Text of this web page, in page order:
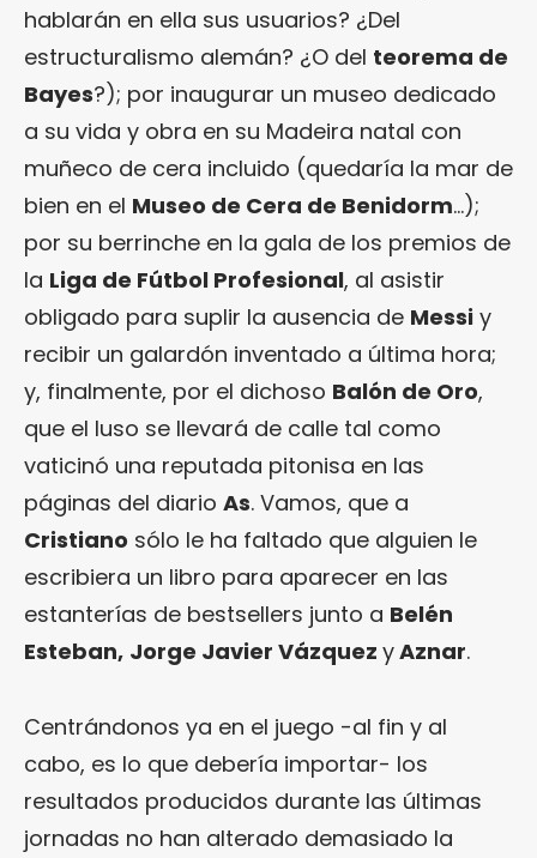
hablarán en ella sus usuarios? ¿Del
estructuralismo alemán? ¿O del teorema de
Bayes?); por inaugurar un museo dedicado
a su vida y obra en su Madeira natal con
muñeco de cera incluido (quedaría la mar de
bien en el Museo de Cera de Benidorm…);
por su berrinche en la gala de los premios de
la Liga de Fútbol Profesional, al asistir
obligado para suplir la ausencia de Messi y
recibir un galardón inventado a última hora;
y, finalmente, por el dichoso Balón de Oro,
que el luso se llevará de calle tal como
vaticinó una reputada pitonisa en las
páginas del diario As. Vamos, que a
Cristiano sólo le ha faltado que alguien le
escribiera un libro para aparecer en las
estanterías de bestsellers junto a Belén
Esteban, Jorge Javier Vázquez yAznar.
Centrándonos ya en el juego -al fin y al
cabo, es lo que debería importar- los
resultados producidos durante las últimas
jornadas no han alterado demasiado la